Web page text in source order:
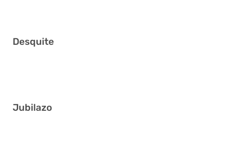
Desquite
Jubilazo